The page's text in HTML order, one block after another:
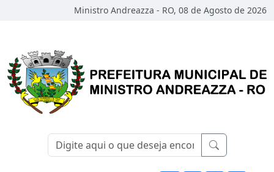
Ministro Andreazza - RO, 08 de Agosto de 2026